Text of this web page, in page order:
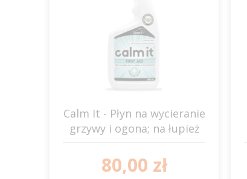
Calm It - Płyn na wycieranie
grzywy i ogona; na łupież
80,00 zł